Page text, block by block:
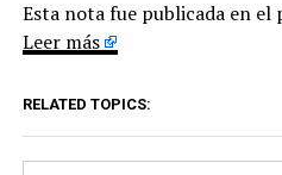
Esta nota fue publicada en
Leer más
RELATED TOPICS: